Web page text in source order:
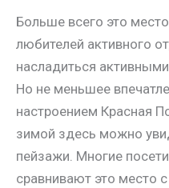
Больше всего это
любителей активного
насладиться
Но не меньшее
настроением Красная
зимой здесь можно
пейзажи. Многие
сравнивают это место